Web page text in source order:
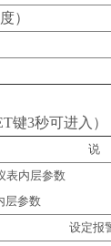
）
键3秒可进入）
说
表内层参数
层参数
设定报